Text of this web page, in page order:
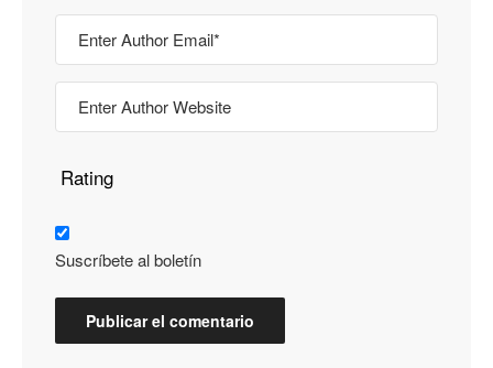
Rating
Suscríbete al boletín